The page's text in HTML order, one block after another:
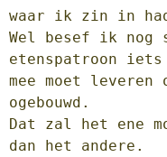
waar ik zin in
Wel besef ik nog
etenspatroon
mee moet leveren
ogebouwd.
Dat zal het ene
dan het andere.